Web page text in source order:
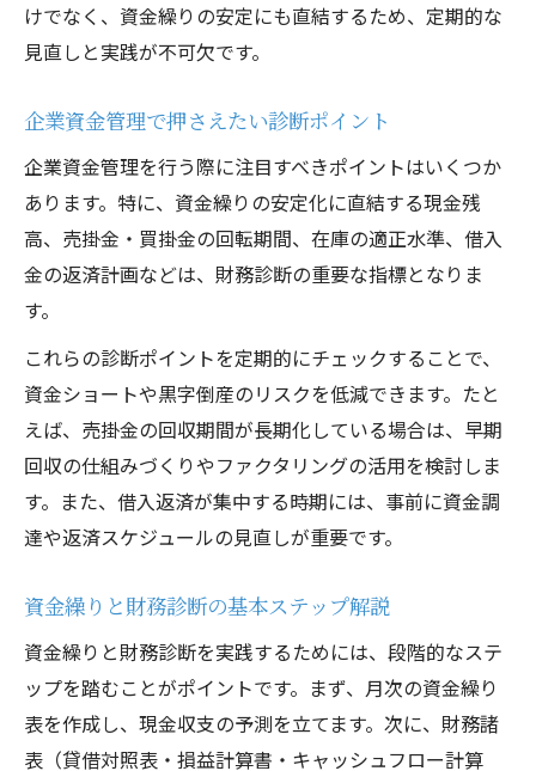
けでなく、資金繰りの安定にも直結するため、定期的な
見直しと実践が不可欠です。
企業資金管理で押さえたい診断ポイント
企業資金管理を行う際に注目すべきポイントはいくつか
あります。特に、資金繰りの安定化に直結する現金残
高、売掛金・買掛金の回転期間、在庫の適正水準、借入
金の返済計画などは、財務診断の重要な指標となりま
す。
これらの診断ポイントを定期的にチェックすることで、
資金ショートや黒字倒産のリスクを低減できます。たと
えば、売掛金の回収期間が長期化している場合は、早期
回収の仕組みづくりやファクタリングの活用を検討しま
す。また、借入返済が集中する時期には、事前に資金調
達や返済スケジュールの見直しが重要です。
資金繰りと財務診断の基本ステップ解説
資金繰りと財務診断を実践するためには、段階的なステ
ップを踏むことがポイントです。まず、月次の資金繰り
表を作成し、現金収支の予測を立てます。次に、財務諸
表（貸借対照表・損益計算書・キャッシュフロー計算